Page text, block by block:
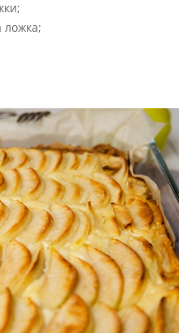
ложка;